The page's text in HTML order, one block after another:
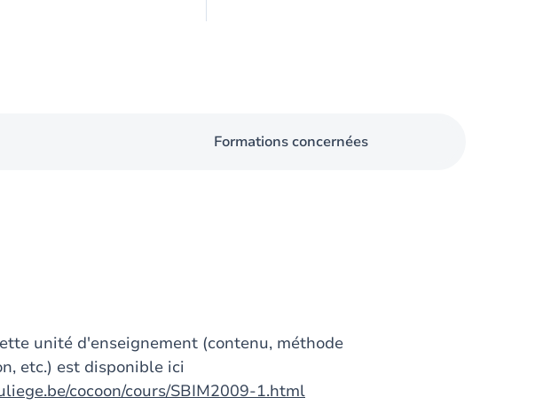
Formations concernées
unité d'enseignement (contenu, méthode
etc.) est disponible ici
cocoon/cours/SBIM2009-1.html